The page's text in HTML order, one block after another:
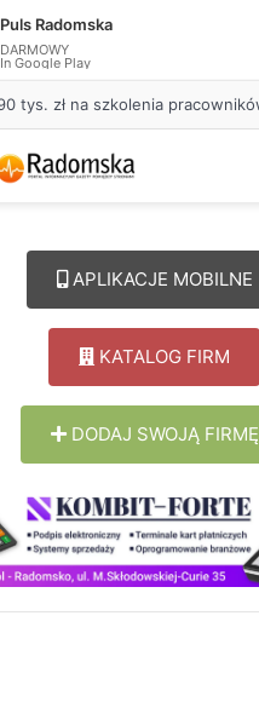
APLIKACJE MOBILNE
KATALOG FIRM
DODAJ SWOJĄ FIRMĘ
Puls Radomska
DARMOWY
In Google Play